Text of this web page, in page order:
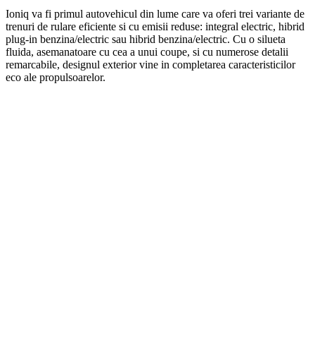
Ioniq va fi primul autovehicul din lume care va oferi trei variante de
trenuri de rulare eficiente si cu emisii reduse: integral electric, hibrid
plug-in benzina/electric sau hibrid benzina/electric. Cu o silueta
fluida, asemanatoare cu cea a unui coupe, si cu numerose detalii
remarcabile, designul exterior vine in completarea caracteristicilor
eco ale propulsoarelor.